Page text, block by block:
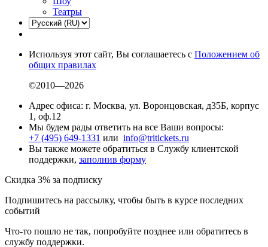
Театры
Используя этот сайт, Вы соглашаетесь с Положением об
общих правилах
©2010—2026
Адрес офиса: г. Москва, ул. Воронцовская, д35Б, корпус
1, оф.12
Мы будем рады ответить на все Ваши вопросы:
+7 (495) 649-1331 или info@tritickets.ru
Вы также можете обратиться в Службу клиентской
поддержки, заполнив форму
Скидка 3% за подписку
Подпишитесь на рассылку, чтобы быть в курсе последних
событий
Что-то пошло не так, попробуйте позднее или обратитесь в
службу поддержки.